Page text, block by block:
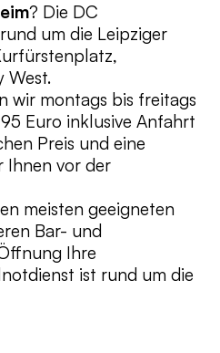
? Die DC
um die Leipziger
West.
wir montags bis freitags
Euro inklusive Anfahrt
Preis und eine
Ihnen vor der
meisten geeigneten
Bar- und
Ihre
ist rund um die